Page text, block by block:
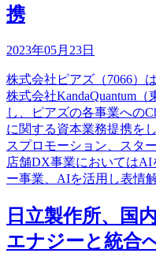
携
2023年05月23日
株式会社ピアズ（7066）
株式会社KandaQuantum
し、ピアズの各事業への
に関する資本業務提携を
スプロモーション、スタ
店舗DX事業においては
ー事業、AIを活用し表情
日立製作所、国
エナジーと統合